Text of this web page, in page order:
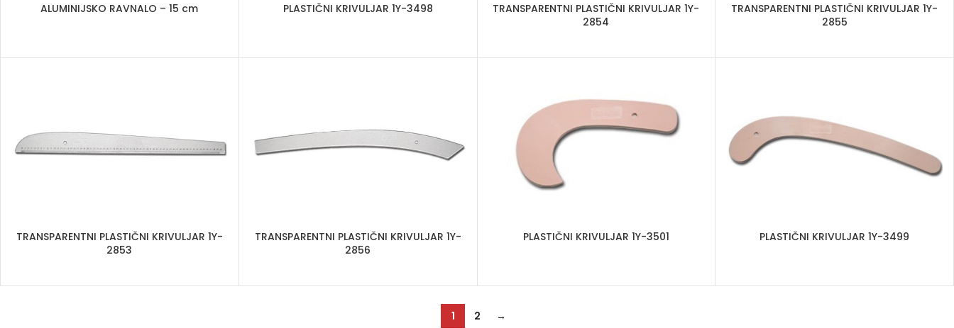
ALUMINIJSKO RAVNALO – 15 cm PLASTIČNI KRIVULJAR 1Y-3498
TRANSPARENTNI PLASTIČNI KRIVULJAR 1Y-
2854
TRANSPARENTNI PLASTIČNI KRIVULJAR 1Y-
2855
TRANSPARENTNI PLASTIČNI KRIVULJAR 1Y-
2853
TRANSPARENTNI PLASTIČNI KRIVULJAR 1Y-
2856
PLASTIČNI KRIVULJAR 1Y-3501 PLASTIČNI KRIVULJAR 1Y-3499
1 2 →